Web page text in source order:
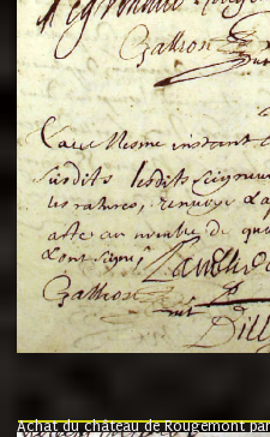
Achat du château de Rougemont par